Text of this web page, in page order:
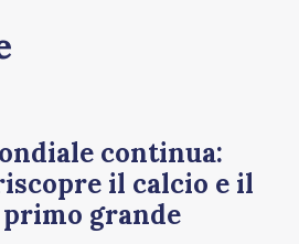
continua:
il calcio e il
primo grande